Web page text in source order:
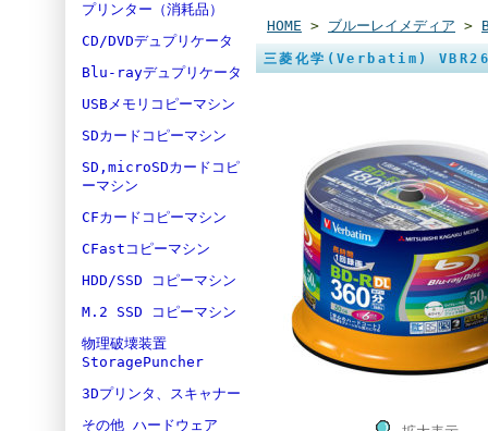
プリンター（消耗品）
CD/DVDデュプリケータ
Blu-rayデュプリケータ
USBメモリコピーマシン
SDカードコピーマシン
SD,microSDカードコピ
ーマシン
CFカードコピーマシン
CFastコピーマシン
HDD/SSD コピーマシン
M.2 SSD コピーマシン
物理破壊装置
StoragePuncher
3Dプリンタ、スキャナー
その他 ハードウェア
HOME > ブルーレイメディア >
三菱化学(Verbatim)